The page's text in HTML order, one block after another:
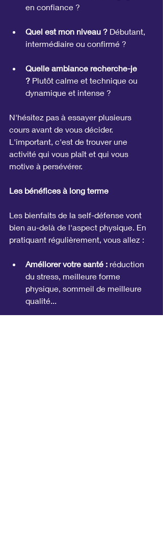
en confiance ?
Quel est mon niveau ? Débutant,
intermédiaire ou confirmé ?
Quelle ambiance recherche-je
? Plutôt calme et technique ou
dynamique et intense ?
N'hésitez pas à essayer plusieurs
cours avant de vous décider.
L'important, c'est de trouver une
activité qui vous plaît et qui vous
motive à persévérer.
Les bénéfices à long terme
Les bienfaits de la self-défense vont
bien au-delà de l'aspect physique. En
pratiquant régulièrement, vous allez :
Améliorer votre santé : réduction
du stress, meilleure forme
physique, sommeil de meilleure
qualité...